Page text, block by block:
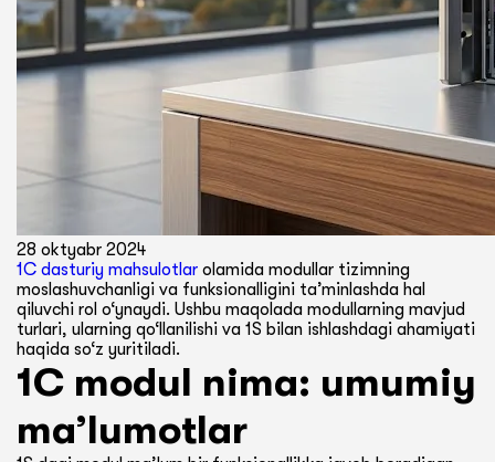
28 oktyabr 2024
1C dasturiy mahsulotlar olamida modullar tizimning
moslashuvchanligi va funksionalligini ta’minlashda hal
qiluvchi rol o‘ynaydi. Ushbu maqolada modullarning mavjud
turlari, ularning qo‘llanilishi va 1S bilan ishlashdagi ahamiyati
haqida so‘z yuritiladi.
1C modul nima: umumiy
ma’lumotlar